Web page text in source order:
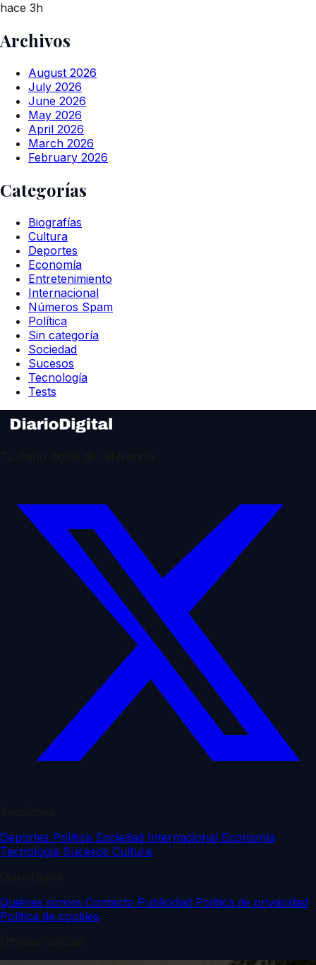
hace 3h
Archivos
August 2026
July 2026
June 2026
May 2026
April 2026
March 2026
February 2026
Categorías
Biografías
Cultura
Deportes
Economía
Entretenimiento
Internacional
Números Spam
Política
Sin categoría
Sociedad
Sucesos
Tecnología
Tests
Deportes Política Sociedad Internacional Economía
Tecnología Sucesos Cultura
Quiénes somos Contacto Publicidad Política de privacidad
Política de cookies